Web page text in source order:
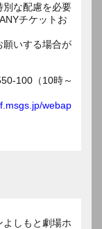
別な配慮を必要
チケットお
いする場合が
100（10時～
webap
しもと劇場ホ